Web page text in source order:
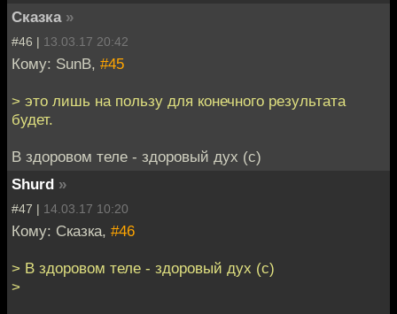
Сказка »
#46 | 13.03.17 20:42
Кому: SunB, #45
> это лишь на пользу для конечного результата
будет.
В здоровом теле - здоровый дух (с)
Shurd »
#47 | 14.03.17 10:20
Кому: Сказка, #46
> В здоровом теле - здоровый дух (с)
>